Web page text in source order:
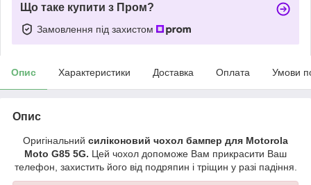
Що таке купити з Пром?
Замовлення під захистом
Опис Характеристики Доставка Оплата Умови
Опис
Оригінальний силіконовий чохол бампер для Motorola
Moto G85 5G. Цей чохол допоможе Вам прикрасити Ваш
телефон, захистить його від подряпин і тріщин у разі падіння.